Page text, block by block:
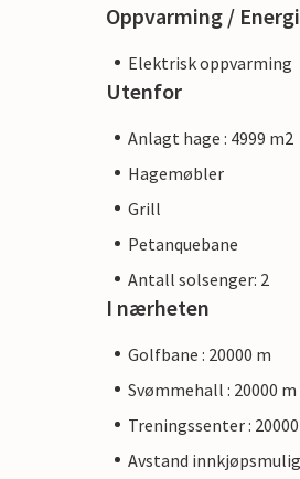
Oppvarming / Energi
Elektrisk oppvarming
Utenfor
Anlagt hage : 4999 m2
Hagemøbler
Grill
Petanquebane
Antall solsenger: 2
I nærheten
Golfbane : 20000 m
Svømmehall : 20000 m
Treningssenter :
Avstand